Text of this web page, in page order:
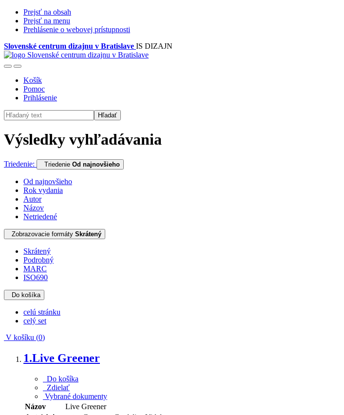
Prejsť na obsah
Prejsť na menu
Prehlásenie o webovej prístupnosti
Slovenské centrum dizajnu v Bratislave IS DIZAJN
Košík
Pomoc
Prihlásenie
Hľadať
Výsledky vyhľadávania
Triedenie: Triedenie Od najnovšieho
Od najnovšieho
Rok vydania
Autor
Názov
Netriedené
Zobrazovacie formáty Skrátený
Skrátený
Podrobný
MARC
ISO690
Do košíka
celú stránku
celý set
V košíku (0)
1.Live Greener
Do košíka
Zdielať
Vybrané dokumenty
Názov
Live Greener